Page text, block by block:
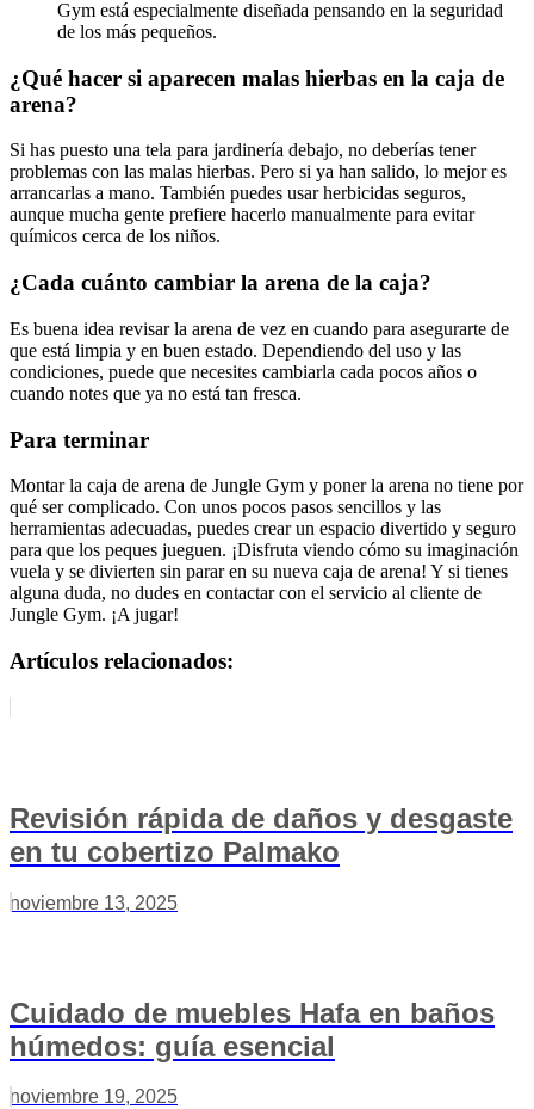
Gym está especialmente diseñada pensando en la seguridad
de los más pequeños.
¿Qué hacer si aparecen malas hierbas en la caja de
arena?
Si has puesto una tela para jardinería debajo, no deberías tener
problemas con las malas hierbas. Pero si ya han salido, lo mejor es
arrancarlas a mano. También puedes usar herbicidas seguros,
aunque mucha gente prefiere hacerlo manualmente para evitar
químicos cerca de los niños.
¿Cada cuánto cambiar la arena de la caja?
Es buena idea revisar la arena de vez en cuando para asegurarte de
que está limpia y en buen estado. Dependiendo del uso y las
condiciones, puede que necesites cambiarla cada pocos años o
cuando notes que ya no está tan fresca.
Para terminar
Montar la caja de arena de Jungle Gym y poner la arena no tiene por
qué ser complicado. Con unos pocos pasos sencillos y las
herramientas adecuadas, puedes crear un espacio divertido y seguro
para que los peques jueguen. ¡Disfruta viendo cómo su imaginación
vuela y se divierten sin parar en su nueva caja de arena! Y si tienes
alguna duda, no dudes en contactar con el servicio al cliente de
Jungle Gym. ¡A jugar!
Artículos relacionados:
Revisión rápida de daños y desgaste
en tu cobertizo Palmako
noviembre 13, 2025
Cuidado de muebles Hafa en baños
húmedos: guía esencial
noviembre 19, 2025